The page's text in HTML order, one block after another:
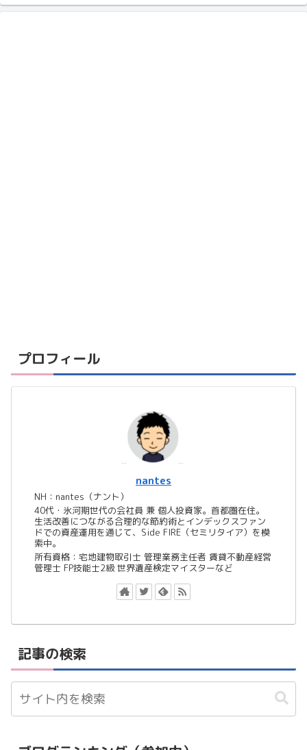
プロフィール
nantes
NH：nantes（ナント）
40代・氷河期世代の会社員 兼 個人投資家。首都圏在住。
生活改善につながる合理的な節約術とインデックスファン
ドでの資産運用を通じて、Side FIRE（セミリタイア）を模
索中。
所有資格：宅地建物取引士 管理業務主任者 賃貸不動産経営
管理士 FP技能士2級 世界遺産検定マイスターなど
記事の検索